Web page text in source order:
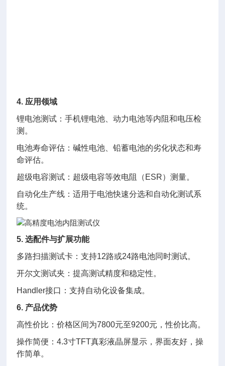
4. 应用领域
锂电池测试：手机锂电池、动力电池等内阻和电压检
测。
电池寿命评估：碱性电池、铅蓄电池的劣化状态和寿
命评估。
超级电容测试：超级电容等效电阻（ESR）测量。
自动化生产线：适用于电池快速分选和自动化测试系
统。
5. 选配件与扩展功能
多路扫描测试卡：支持12路或24路电池同时测试。
开尔文测试夹：提高测试精度和稳定性。
Handler接口：支持自动化设备集成。
6. 产品优势
高性价比：价格区间为7800元至9200元，性价比高。
操作简便：4.3寸TFT真彩液晶屏显示，界面友好，操
作简单。